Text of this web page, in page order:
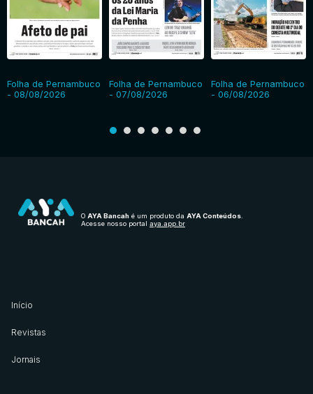
Folha de Pernambuco
- 08/08/2026
Folha de Pernambuco
- 07/08/2026
Folha de Pernambuco
- 06/08/2026
O AYA Bancah é um produto da AYA Conteúdos
Acesse nosso portal aya.app.br
Início
Revistas
Jornais